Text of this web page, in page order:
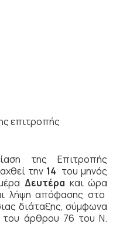
επιτροπής
της Επιτροπής
την 14 του μηνός
Δευτέρα και ώρα
λήψη απόφασης στο
διάταξης, σύμφωνα
του άρθρου 76 του Ν.